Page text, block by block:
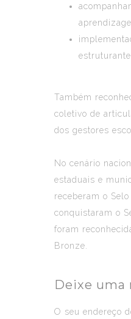
Também
coletivo de
dos gestores
No cenário
estaduais e
receberam o
conquistaram o
foram
Bronze.
Deixe uma
O seu endereço